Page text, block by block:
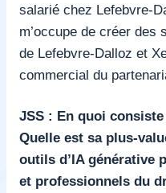
salarié chez Lefebvre-
m’occupe de créer des
de Lefebvre-Dalloz et
commercial du
JSS : En quoi
Quelle est sa plus-
outils d’IA générative
et professionnels du